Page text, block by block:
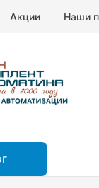
Акции Наши